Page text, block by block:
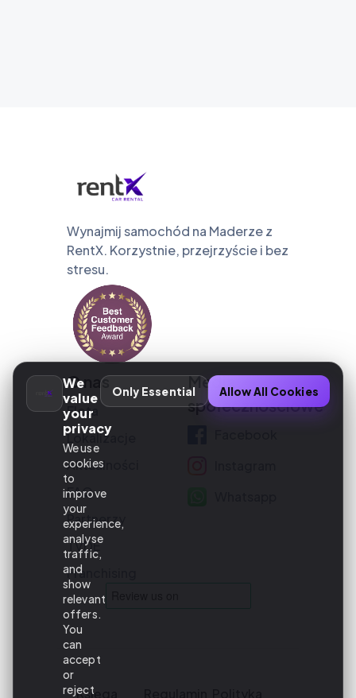
We
value
your
privacy
We use
cookies
to
improve
your
experience,
analyse
traffic,
and
show
relevant
offers.
You
can
accept
or
reject
Only Essential Allow All Cookies
Wynajmij samochód na Maderze z
RentX. Korzystnie, przejrzyście i bez
stresu.
O nas
Flota
Lokalizacje
Aktualności
FAQ
Partnerzy
TVDE
Franchising
Media
społecznościowe
Księga